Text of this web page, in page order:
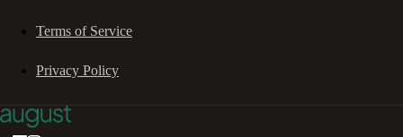
Terms of Service
Privacy Policy